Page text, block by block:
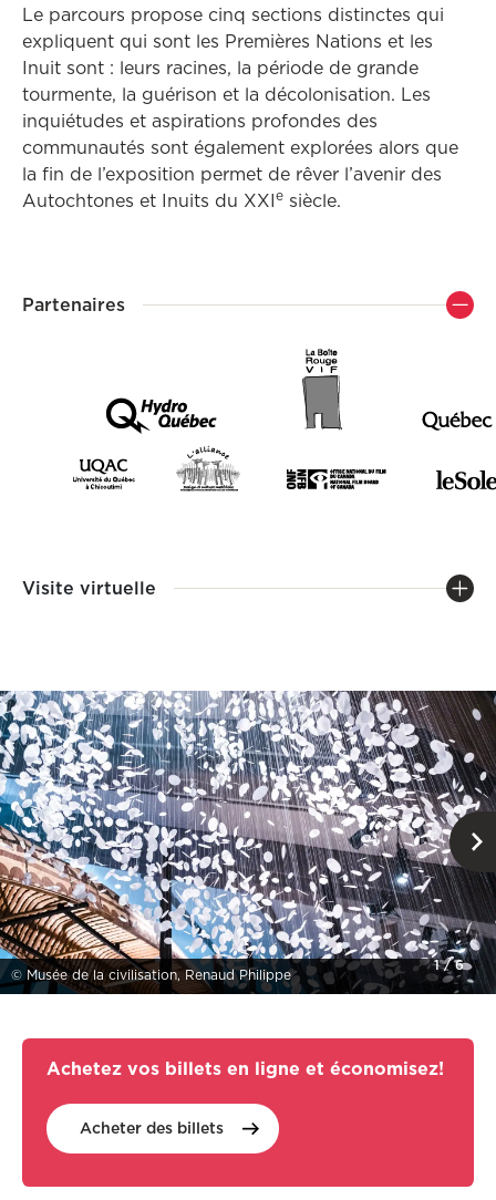
Le parcours propose cinq sections distinctes qui
expliquent qui sont les Premières Nations et les
Inuit sont : leurs racines, la période de grande
tourmente, la guérison et la décolonisation. Les
inquiétudes et aspirations profondes des
communautés sont également explorées alors que
la fin de l’exposition permet de rêver l’avenir des
Autochtones et Inuits du XXIe siècle.
Partenaires
Visite virtuelle
© Musée de la civilisation, Renaud Philippe
1/6
Achetez vos billets en ligne et économisez!
Acheter des billets